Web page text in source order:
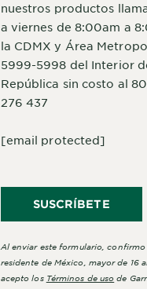
nuestros productos
a viernes de 8:00am a
la CDMX y Área
5999-5998 del Interior
República sin costo al
276 437
[email protected]
SUSCRÍBETE
Al enviar este formulario, confirmo
residente de México, mayor de 16
acepto los Términos de uso de